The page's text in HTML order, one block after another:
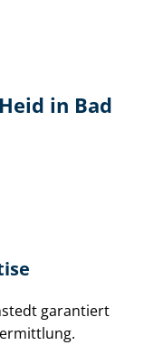
in Bad
garantiert